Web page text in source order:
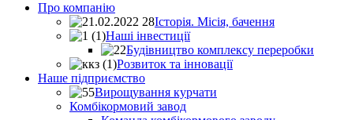
Про компанiю
Історія. Місія, бачення
Наші інвестиції
Будівництво комплексу переробки
Розвиток та інновації
Наше пiдприємство
Вирощування курчати
Комбікормовий завод